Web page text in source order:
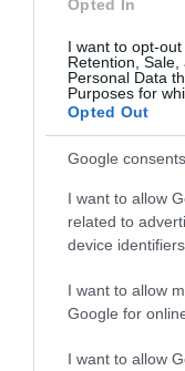
Opted In
I want to opt-out
Retention,
Personal Data
Purposes for
Opted Out
Google consents
I want to allow
related to
device
I want to allow
Google for
I want to allow